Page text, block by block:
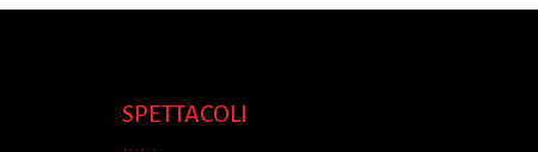
SPETTACOLI